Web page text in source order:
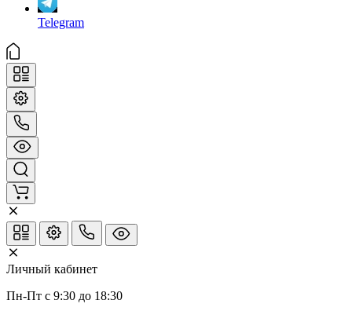
Telegram
Личный кабинет
Пн-Пт с 9:30 до 18:30